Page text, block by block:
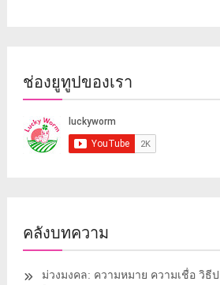
ช่องยูทูปของเรา
คลังบทความ
ม่วงมงคล: ความหมาย ความเชื่อ วิธี